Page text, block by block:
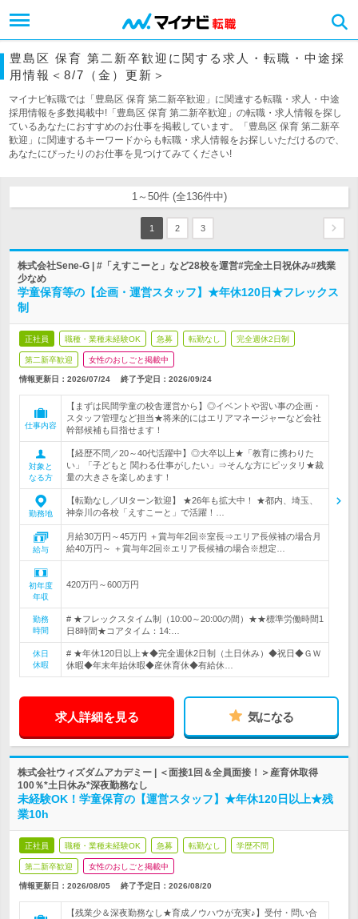
豊島区 保育 第二新卒歓迎に関する求人・転職・中途採
用情報＜8/7（金）更新＞
マイナビ転職では「豊島区 保育 第二新卒歓迎」に関連する転職・求人・中途
採用情報を多数掲載中!「豊島区 保育 第二新卒歓迎」の転職・求人情報を探し
ているあなたにおすすめのお仕事を掲載しています。「豊島区 保育 第二新卒
歓迎」に関連するキーワードからも転職・求人情報をお探しいただけるので、
あなたにぴったりのお仕事を見つけてみてください!
1～50件 (全136件中)
1 2 3
株式会社Sene-G | #「えすこーと」など28校を運営#完全土日祝休み#残業
少なめ
学童保育等の【企画・運営スタッフ】★年休120日★フレックス
制
正社員 職種・業種未経験OK 急募 転勤なし 完全週休2日制
第二新卒歓迎 女性のおしごと掲載中
情報更新日：2026/07/24 終了予定日： 2026/09/24
仕事内容
【まずは民間学童の校舎運営から】◎イベントや習い事の企画・
スタッフ管理など担当★将来的にはエリアマネージャーなど会社
幹部候補も目指せます！
対象と
なる方
【経歴不問／20～40代活躍中】◎大卒以上★「教育に携わりた
い」「子どもと 関わる仕事がしたい」⇒そんな方にピッタリ★裁
量の大きさを楽しめます！
勤務地
【転勤なし／UIターン歓迎】 ★26年も拡大中！ ★都内、埼玉、
神奈川の各校「えすこーと」で活躍！…
給与
月給30万円～45万円 ＋賞与年2回※室長⇒エリア長候補の場合月
給40万円～ ＋賞与年2回※エリア長候補の場合※想定…
初年度
年収
420万円～600万円
勤務
時間
# ★フレックスタイム制（10:00～20:00の間）★★標準労働時間1
日8時間★コアタイム：14:…
休日
休暇
# ★年休120日以上★◆完全週休2日制（土日休み）◆祝日◆ＧＷ
休暇◆年末年始休暇◆産休育休◆有給休…
求人詳細を見る 気になる
株式会社ウィズダムアカデミー | ＜面接1回＆全員面接！＞産育休取得
100％*土日休み*深夜勤務なし
未経験OK！学童保育の【運営スタッフ】★年休120日以上★残
業10h
正社員 職種・業種未経験OK 急募 転勤なし 学歴不問
第二新卒歓迎 女性のおしごと掲載中
情報更新日：2026/08/05 終了予定日： 2026/08/20
【残業少＆深夜勤務なし★育成ノウハウが充実♪】受付・問い合